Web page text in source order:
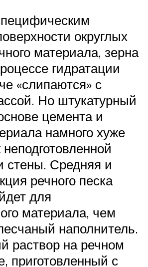
округлых
материала, зерна
гидратации
«слипаются» с
Но штукатурный
цемента и
намного хуже
стены. Средняя и
речного песка
для
материала, чем
наполнитель.
раствор на речном
приготовленный с